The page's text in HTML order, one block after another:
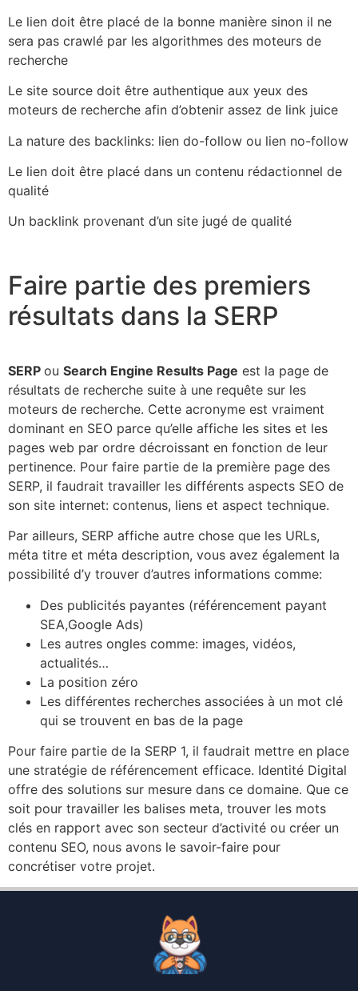
Le lien doit être placé de la bonne manière sinon il ne
sera pas crawlé par les algorithmes des moteurs de
recherche
Le site source doit être authentique aux yeux des
moteurs de recherche afin d’obtenir assez de link juice
La nature des backlinks: lien do-follow ou lien no-follow
Le lien doit être placé dans un contenu rédactionnel de
qualité
Un backlink provenant d’un site jugé de qualité
Faire partie des premiers
résultats dans la SERP
SERP ou Search Engine Results Page est la page de
résultats de recherche suite à une requête sur les
moteurs de recherche. Cette acronyme est vraiment
dominant en SEO parce qu’elle affiche les sites et les
pages web par ordre décroissant en fonction de leur
pertinence. Pour faire partie de la première page des
SERP, il faudrait travailler les différents aspects SEO de
son site internet: contenus, liens et aspect technique.
Par ailleurs, SERP affiche autre chose que les URLs,
méta titre et méta description, vous avez également la
possibilité d’y trouver d’autres informations comme:
Des publicités payantes (référencement payant
SEA,Google Ads)
Les autres ongles comme: images, vidéos,
actualités…
La position zéro
Les différentes recherches associées à un mot clé
qui se trouvent en bas de la page
Pour faire partie de la SERP 1, il faudrait mettre en place
une stratégie de référencement efficace. Identité Digital
offre des solutions sur mesure dans ce domaine. Que ce
soit pour travailler les balises meta, trouver les mots
clés en rapport avec son secteur d’activité ou créer un
contenu SEO, nous avons le savoir-faire pour
concrétiser votre projet.